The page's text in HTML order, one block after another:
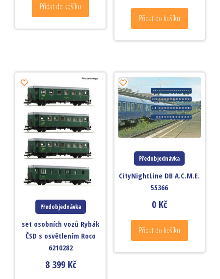
Přidat do košíku
Přidat do košíku
Předobjednávka
set osobních vozů Rybák
ČSD s osvětlením Roco
6210282
8 399 Kč
Předobjednávka
CityNightLine DB A.C.M.E.
55366
0 Kč
Přidat do košíku